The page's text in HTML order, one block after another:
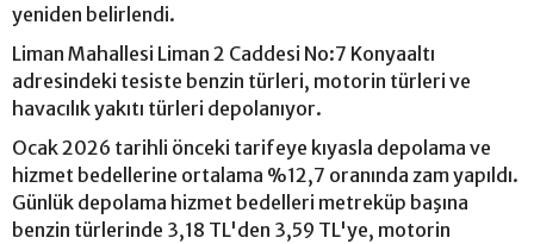
yeniden belirlendi.
Liman Mahallesi Liman 2 Caddesi No:7 Konyaaltı
adresindeki tesiste benzin türleri, motorin türleri ve
havacılık yakıtı türleri depolanıyor.
Ocak 2026 tarihli önceki tarifeye kıyasla depolama ve
hizmet bedellerine ortalama %12,7 oranında zam yapıldı.
Günlük depolama hizmet bedelleri metreküp başına
benzin türlerinde 3,18 TL'den 3,59 TL'ye, motorin